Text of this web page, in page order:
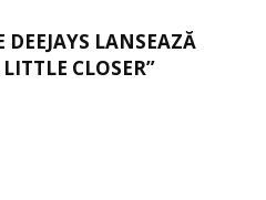
DEEJAYS LANSEAZĂ
CLOSER”